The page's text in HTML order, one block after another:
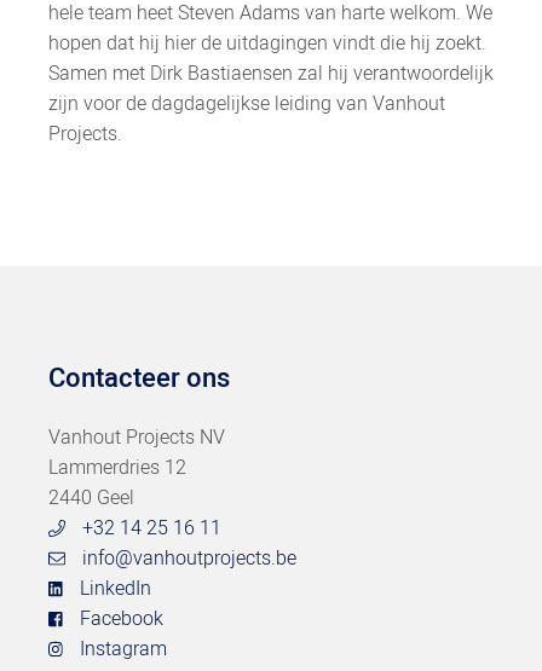
hele team heet Steven Adams van harte welkom. We
hopen dat hij hier de uitdagingen vindt die hij zoekt.
Samen met Dirk Bastiaensen zal hij verantwoordelijk
zijn voor de dagdagelijkse leiding van Vanhout
Projects.
Contacteer ons
Vanhout Projects NV
Lammerdries 12
2440 Geel
+32 14 25 16 11
info@vanhoutprojects.be
LinkedIn
Facebook
Instagram